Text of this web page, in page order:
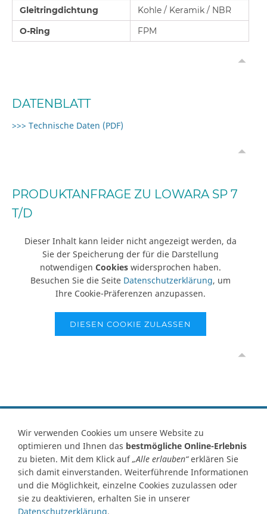
Gleitringdichtung
Kohle / Keramik / NBR
O-Ring
FPM
DATENBLATT
>>> Technische Daten (PDF)
PRODUKTANFRAGE ZU LOWARA SP 7
T/D
Dieser Inhalt kann leider nicht angezeigt werden, da
Sie der Speicherung der für die Darstellung
notwendigen Cookies widersprochen haben.
Besuchen Sie die Seite Datenschutzerklärung, um
Ihre Cookie-Präferenzen anzupassen.
DIESEN COOKIE ZULASSEN
Vertrag widerrufen
Kontakt Ersatzteile-AnfrageZahlungsartenVersand
WiderrufsrechtWiderrufsformularAGB Datenschutz
ImpressumIhre Cookie Einstellungen
Abbildungen können von Originalware abweichen! Angabe von
technischen Daten und Lieferzeit unter Vorbehalt.
Wir verwenden Cookies um unsere Website zu
optimieren und Ihnen das bestmögliche Online-Erlebnis
zu bieten. Mit dem Klick auf„Alle erlauben“erklären Sie
sich damit einverstanden. Weiterführende Informationen
und die Möglichkeit, einzelne Cookies zuzulassen oder
sie zu deaktivieren, erhalten Sie in unserer
Datenschutzerklärung.